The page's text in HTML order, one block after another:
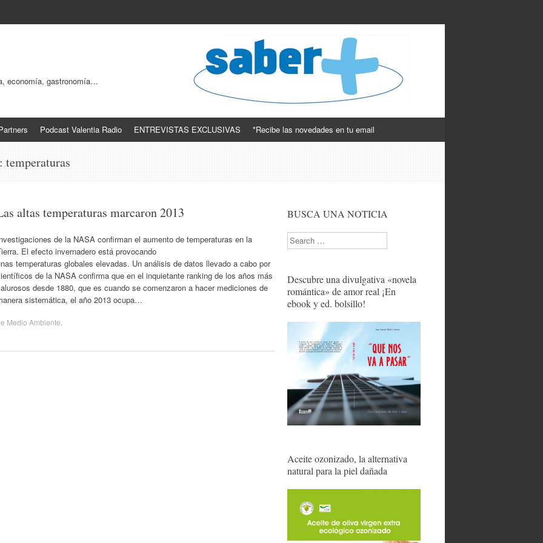
economía, gastronomía…
Podcast Valentia Radio ENTREVISTAS EXCLUSIVAS *Recibe las novedades en tu email
temperaturas
altas temperaturas marcaron 2013
de la NASA confirman el aumento de temperaturas en la
El efecto invernadero está provocando
temperaturas globales elevadas. Un análisis de datos llevado a cabo por
de la NASA confirma que en el inquietante ranking de los años más
desde 1880, que es cuando se comenzaron a hacer mediciones de
sistemática, el año 2013 ocupa…
Medio Ambiente
BUSCA UNA NOTICIA
Search
Descubre una divulgativa «novela
romántica» de amor real ¡En
ebook y ed. bolsillo!
Aceite ozonizado, la alternativa
natural para la piel dañada